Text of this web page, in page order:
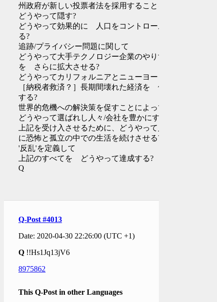
州政府が新しい投票者法を採用することを
どうやって隠す?
どうやって効果的に 人口をコントロールす
る?
追跡/プライバシー問題に関して
どうやって大手テクノロジー企業のやりすぎ
を さらに拡大させる?
どうやってカリフォルニアとニューヨークの
［納税者救済？］長期間壊れた経済を 修正
する?
世界的危機への解決策を促すことによって、
どうやって選ばれし人々/会社を豊かにする?
上記を受け入させるために、どうやって人々
に恐怖と孤立の中での生活を続けさせる?
'反乱'を定義して
上記のすべてを どうやって達成する?
Q
Q-Post #4013
Date: 2020-04-30 22:26:00 (UTC +1)
Q !!Hs1Jq13jV6
8975862
This Q-Post in other Languages